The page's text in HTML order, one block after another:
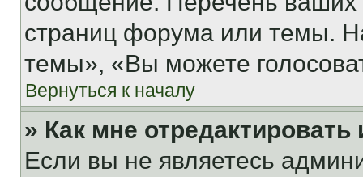
страниц форума или темы.
темы», «Вы можете
Вернуться к началу
» Как мне
Если вы не являетесь